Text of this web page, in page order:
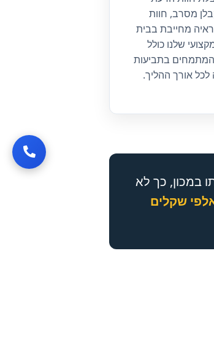
מסרב, חוות
מחייבת בבית
שלנו כולל
המתמחים בתביעות
לכל אורך ההליך.
במכון, כך לא
שקלים